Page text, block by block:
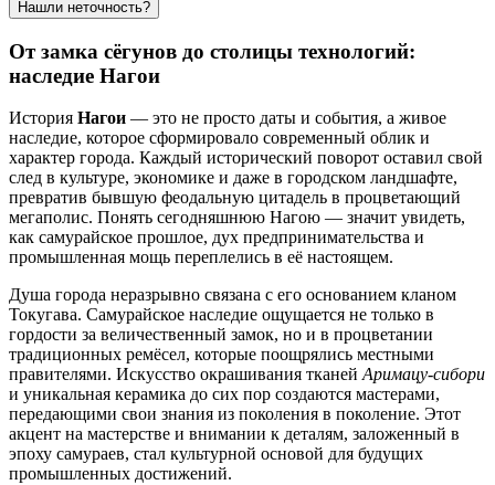
Нашли неточность?
От замка сёгунов до столицы технологий:
наследие Нагои
История Нагои — это не просто даты и события, а живое
наследие, которое сформировало современный облик и
характер города. Каждый исторический поворот оставил свой
след в культуре, экономике и даже в городском ландшафте,
превратив бывшую феодальную цитадель в процветающий
мегаполис. Понять сегодняшнюю Нагою — значит увидеть,
как самурайское прошлое, дух предпринимательства и
промышленная мощь переплелись в её настоящем.
Душа города неразрывно связана с его основанием кланом
Токугава. Самурайское наследие ощущается не только в
гордости за величественный замок, но и в процветании
традиционных ремёсел, которые поощрялись местными
правителями. Искусство окрашивания тканей Аримацу-сибори
и уникальная керамика до сих пор создаются мастерами,
передающими свои знания из поколения в поколение. Этот
акцент на мастерстве и внимании к деталям, заложенный в
эпоху самураев, стал культурной основой для будущих
промышленных достижений.